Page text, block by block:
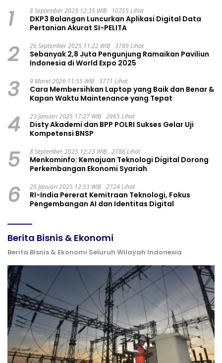
1 8 September 2025 12:35 WIB 10755 Lihat
DKP3 Balangan Luncurkan Aplikasi Digital Data
Pertanian Akurat SI-PELITA
2 26 September 2025 11:22 WIB 3789 Lihat
Sebanyak 2,8 Juta Pengunjung Ramaikan Paviliun
Indonesia di World Expo 2025
3 9 Maret 2026 11:55 WIB 3771 Lihat
Cara Membersihkan Laptop yang Baik dan Benar &
Kapan Waktu Maintenance yang Tepat
4 23 Januari 2025 17:27 WIB 2965 Lihat
Disty Akademi dan BPP POLRI Sukses Gelar Uji
Kompetensi BNSP
5 8 September 2025 12:23 WIB 2786 Lihat
Menkominfo: Kemajuan Teknologi Digital Dorong
Perkembangan Ekonomi Syariah
6 25 Januari 2025 12:53 WIB 2724 Lihat
RI-India Pererat Kemitraan Teknologi, Fokus
Pengembangan AI dan Identitas Digital
Berita Bisnis & Ekonomi
Berita Bisnis & Ekonomi Seluruh Wilayah Indonesia